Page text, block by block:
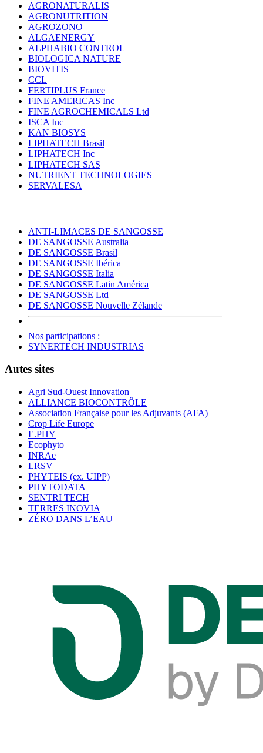
AGRONATURALIS
AGRONUTRITION
AGROZONO
ALGAENERGY
ALPHABIO CONTROL
BIOLOGICA NATURE
BIOVITIS
CCL
FERTIPLUS France
FINE AMERICAS Inc
FINE AGROCHEMICALS Ltd
ISCA Inc
KAN BIOSYS
LIPHATECH Brasil
LIPHATECH Inc
LIPHATECH SAS
NUTRIENT TECHNOLOGIES
SERVALESA
ANTI-LIMACES DE SANGOSSE
DE SANGOSSE Australia
DE SANGOSSE Brasil
DE SANGOSSE Ibérica
DE SANGOSSE Italia
DE SANGOSSE Latin América
DE SANGOSSE Ltd
DE SANGOSSE Nouvelle Zélande
Nos participations :
SYNERTECH INDUSTRIAS
Autes sites
Agri Sud-Ouest Innovation
ALLIANCE BIOCONTRÔLE
Association Française pour les Adjuvants (AFA)
Crop Life Europe
E.PHY
Ecophyto
INRAe
LRSV
PHYTEIS (ex. UIPP)
PHYTODATA
SENTRI TECH
TERRES INOVIA
ZÉRO DANS L’EAU